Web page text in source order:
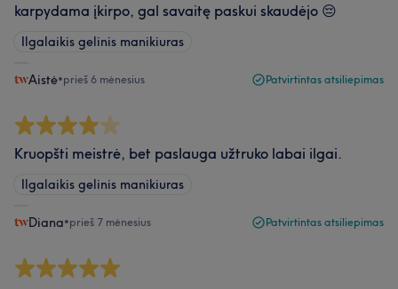
karpydama įkirpo, gal savaitę paskui skaudėjo 😔
Ilgalaikis gelinis manikiuras
Aistė•prieš 6 mėnesius Patvirtintas atsiliepimas
Kruopšti meistrė, bet paslauga užtruko labai ilgai.
Ilgalaikis gelinis manikiuras
Diana•prieš 7 mėnesius Patvirtintas atsiliepimas